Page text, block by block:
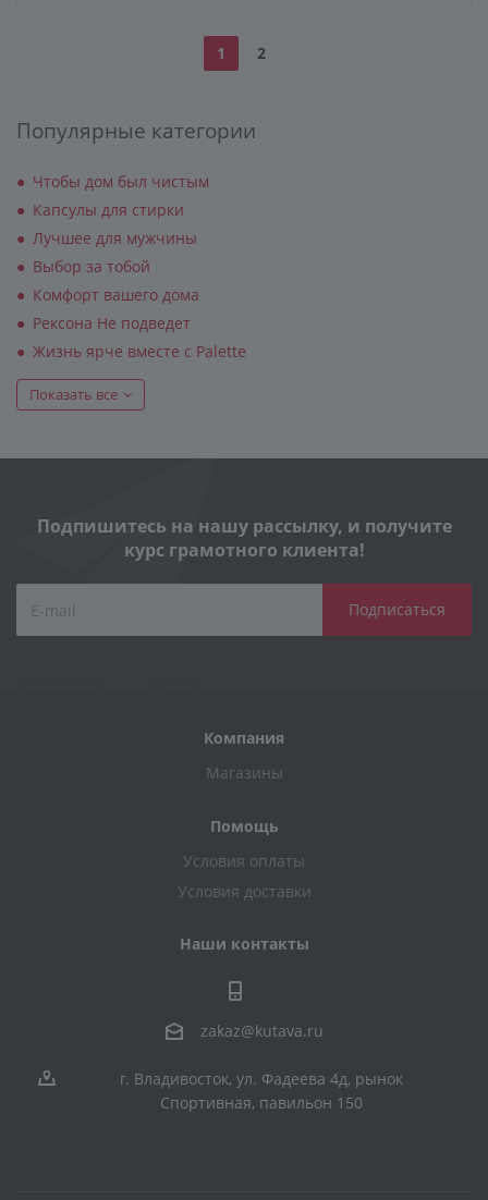
1 2
Популярные категории
Чтобы дом был чистым
Капсулы для стирки
Лучшее для мужчины
Выбор за тобой
Комфорт вашего дома
Рексона Не подведет
Жизнь ярче вместе с Palette
Показать все
Подпишитесь на нашу рассылку, и получите
курс грамотного клиента!
Компания
Магазины
Помощь
Условия оплаты
Условия доставки
Наши контакты
zakaz@kutava.ru
г. Владивосток, ул. Фадеева 4д, рынок
Спортивная, павильон 150